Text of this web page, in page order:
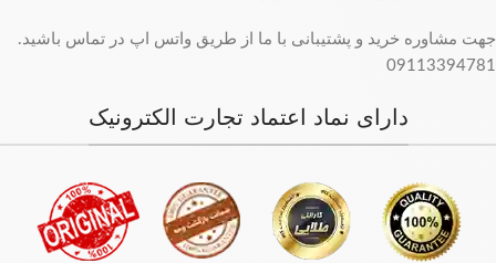
جهت مشاوره خرید و پشتیبانی با ما از طریق واتس اپ در تماس باشید.
09113394781
دارای نماد اعتماد تجارت الکترونیک